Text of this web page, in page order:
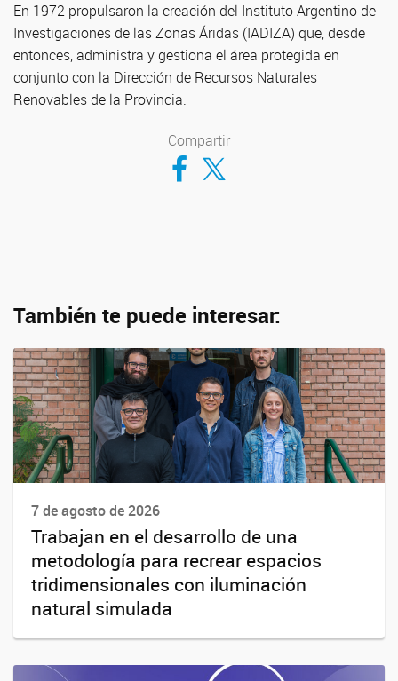
En 1972 propulsaron la creación del Instituto Argentino de
Investigaciones de las Zonas Áridas (IADIZA) que, desde
entonces, administra y gestiona el área protegida en
conjunto con la Dirección de Recursos Naturales
Renovables de la Provincia.
Compartir
Compartir en Facebook
Compartir en Twitter
También te puede interesar:
7 de agosto de 2026
Trabajan en el desarrollo de una
metodología para recrear espacios
tridimensionales con iluminación
natural simulada